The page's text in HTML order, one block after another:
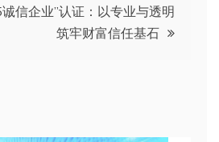
信企业”认证：以专业与透明
筑牢财富信任基石